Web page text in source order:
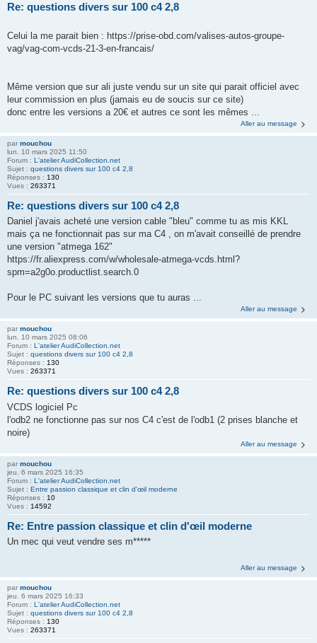
Re: questions divers sur 100 c4 2,8
Celui la me parait bien : https://prise-obd.com/valises-autos-groupe-
vag/vag-com-vcds-21-3-en-francais/
Même version que sur ali juste vendu sur un site qui parait officiel avec
leur commission en plus (jamais eu de soucis sur ce site)
donc entre les versions a 20€ et autres ce sont les mêmes ...
Aller au message
par mouchou
lun. 10 mars 2025 11:50
Forum : L'atelier AudiCollection.net
Sujet : questions divers sur 100 c4 2,8
Réponses : 130
Vues : 263371
Re: questions divers sur 100 c4 2,8
Daniel j'avais acheté une version cable "bleu" comme tu as mis KKL
mais ça ne fonctionnait pas sur ma C4 , on m'avait conseillé de prendre
une version "atmega 162"
https://fr.aliexpress.com/w/wholesale-atmega-vcds.html?
spm=a2g0o.productlist.search.0
Pour le PC suivant les versions que tu auras ...
Aller au message
par mouchou
lun. 10 mars 2025 08:06
Forum : L'atelier AudiCollection.net
Sujet : questions divers sur 100 c4 2,8
Réponses : 130
Vues : 263371
Re: questions divers sur 100 c4 2,8
VCDS logiciel Pc
l'odb2 ne fonctionne pas sur nos C4 c'est de l'odb1 (2 prises blanche et
noire)
Aller au message
par mouchou
jeu. 6 mars 2025 16:35
Forum : L'atelier AudiCollection.net
Sujet : Entre passion classique et clin d'œil moderne
Réponses : 10
Vues : 14592
Re: Entre passion classique et clin d'œil moderne
Un mec qui veut vendre ses m*****
Aller au message
par mouchou
jeu. 6 mars 2025 16:33
Forum : L'atelier AudiCollection.net
Sujet : questions divers sur 100 c4 2,8
Réponses : 130
Vues : 263371